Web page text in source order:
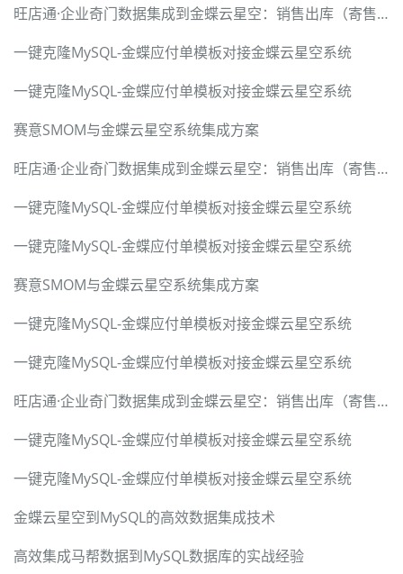
旺店通·企业奇门数据集成到金蝶云星空：销售出库（寄售业务）案例分享
一键克隆MySQL-金蝶应付单模板对接金蝶云星空系统
一键克隆MySQL-金蝶应付单模板对接金蝶云星空系统
赛意SMOM与金蝶云星空系统集成方案
旺店通·企业奇门数据集成到金蝶云星空：销售出库（寄售业务）案例分享
一键克隆MySQL-金蝶应付单模板对接金蝶云星空系统
一键克隆MySQL-金蝶应付单模板对接金蝶云星空系统
赛意SMOM与金蝶云星空系统集成方案
一键克隆MySQL-金蝶应付单模板对接金蝶云星空系统
一键克隆MySQL-金蝶应付单模板对接金蝶云星空系统
旺店通·企业奇门数据集成到金蝶云星空：销售出库（寄售业务）案例分享
一键克隆MySQL-金蝶应付单模板对接金蝶云星空系统
一键克隆MySQL-金蝶应付单模板对接金蝶云星空系统
金蝶云星空到MySQL的高效数据集成技术
高效集成马帮数据到MySQL数据库的实战经验